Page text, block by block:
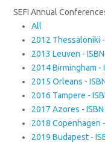
SEFI Annual
All
2012 Thessaloniki
2013 Leuven -
2014 Birmingham -
2015 Orleans -
2016 Tampere -
2017 Azores -
2018 Copenhagen
2019 Budapest -